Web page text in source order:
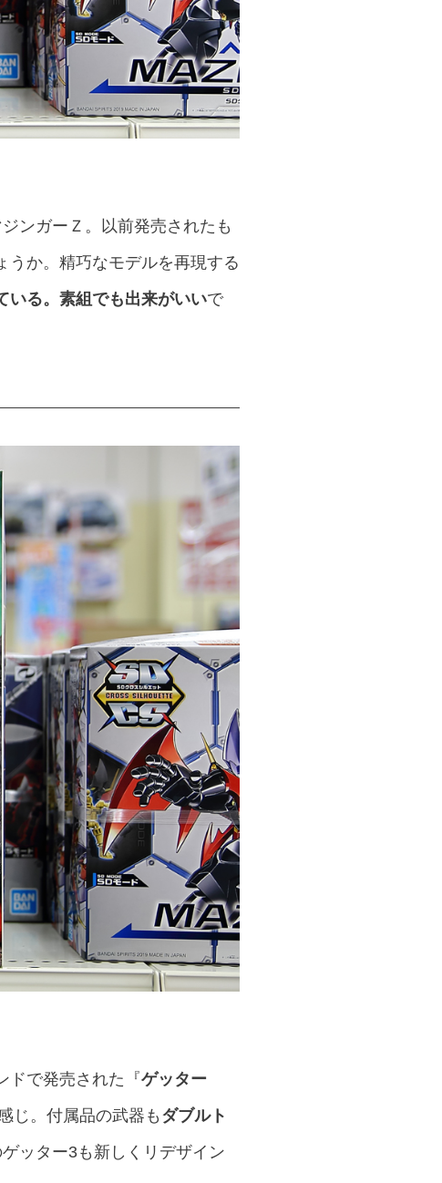
ンガーＺ。以前発売されたも
うか。精巧なモデルを再現する
いる。素組でも出来がいいで
ドで発売された『ゲッター
じ。付属品の武器も ダブルト
ッター3も新しくリデザイン